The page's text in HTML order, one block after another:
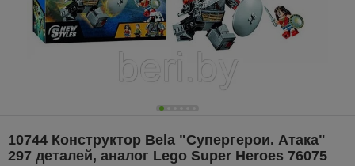
10744 Конструктор Bela "Супергерои. Атака"
297 деталей, аналог Lego Super Heroes 76075